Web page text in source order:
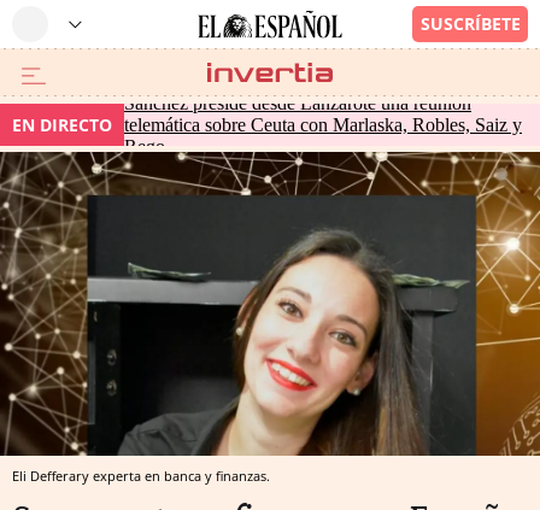
EN DIRECTO
Sánchez preside desde Lanzarote una reunión
telemática sobre Ceuta con Marlaska, Robles, Saiz y
Rego
Eli Defferary experta en banca y finanzas.